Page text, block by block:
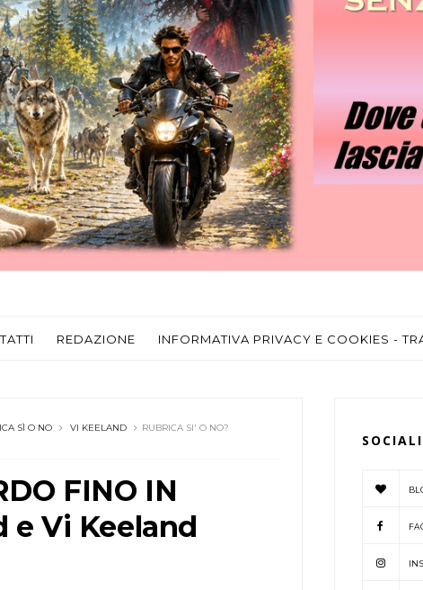
REDAZIONE INFORMATIVA PRIVACY E COOKIES -
SÌ O NO VI KEELAND
RUBRICA SI' O NO?
FINO IN
e Vi Keeland